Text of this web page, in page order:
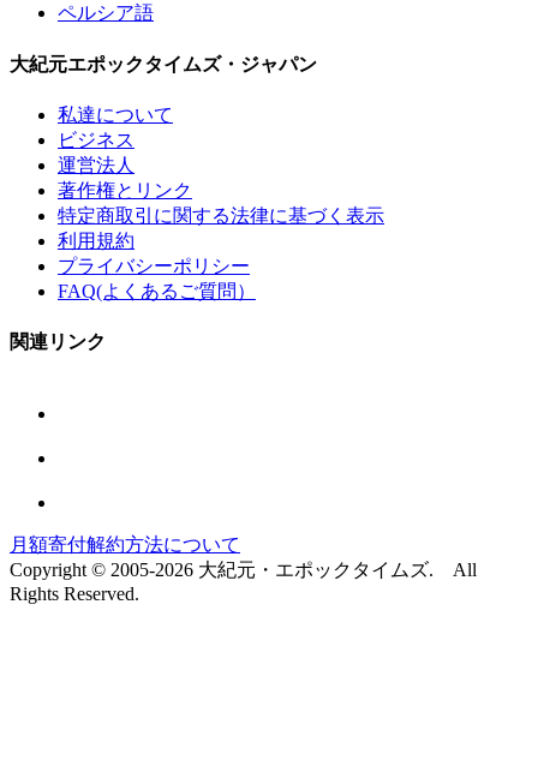
ペルシア語
大紀元エポックタイムズ・ジャパン
私達について
ビジネス
運営法人
著作権とリンク
特定商取引に関する法律に基づく表示
利用規約
プライバシーポリシー
FAQ(よくあるご質問）
関連リンク
月額寄付解約方法について
Copyright © 2005-2026 大紀元・エポックタイムズ. All
Rights Reserved.